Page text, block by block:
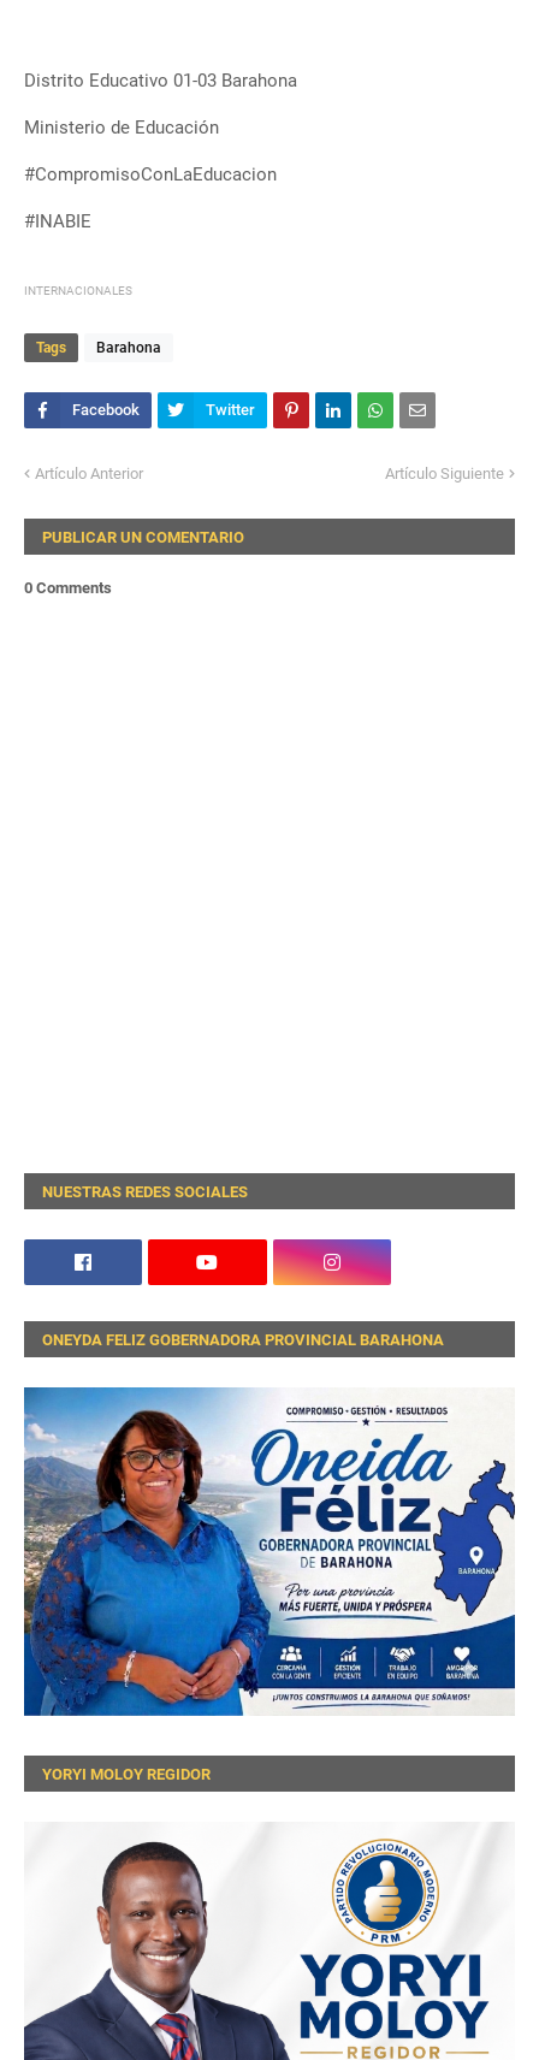
Distrito Educativo 01-03 Barahona
Ministerio de Educación
#CompromisoConLaEducacion
#INABIE
INTERNACIONALES
Tags Barahona
Artículo Anterior Artículo Siguiente
PUBLICAR UN COMENTARIO
0 Comments
NUESTRAS REDES SOCIALES
ONEYDA FELIZ GOBERNADORA PROVINCIAL BARAHONA
YORYI MOLOY REGIDOR